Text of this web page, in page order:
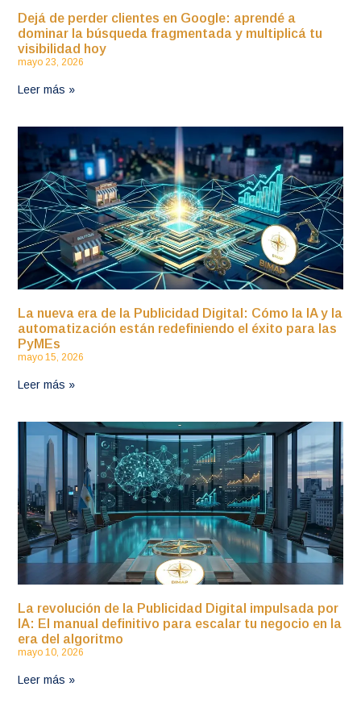
Dejá de perder clientes en Google: aprendé a
dominar la búsqueda fragmentada y multiplicá tu
visibilidad hoy
mayo 23, 2026
Leer más »
La nueva era de la Publicidad Digital: Cómo la IA y la
automatización están redefiniendo el éxito para las
PyMEs
mayo 15, 2026
Leer más »
La revolución de la Publicidad Digital impulsada por
IA: El manual definitivo para escalar tu negocio en la
era del algoritmo
mayo 10, 2026
Leer más »